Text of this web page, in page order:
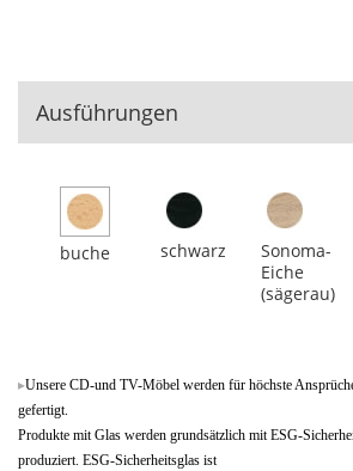
Ausführungen
buche schwarz
Sonoma-
Eiche
(sägerau)
Unsere CD-und TV-Möbel werden für höchste
gefertigt.
Produkte mit Glas werden grundsätzlich mit ESG-
produziert. ESG-Sicherheitsglas ist